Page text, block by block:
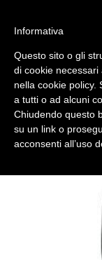
Indietro
chiave auto
Comparativo Silca
Informativa
Questo sito o gli
di cookie
nella cookie policy.
a tutti o ad alcuni
Chiudendo questo
su un link o
acconsenti all’uso